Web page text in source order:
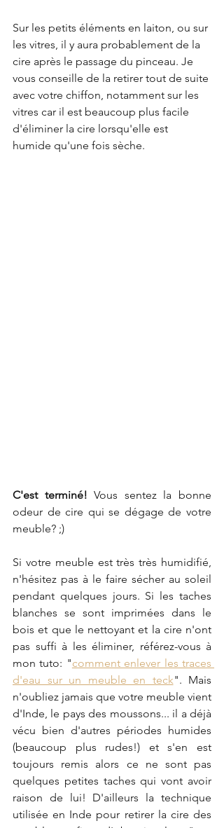
Sur les petits éléments en laiton, ou sur
les vitres, il y aura probablement de la
cire après le passage du pinceau. Je
vous conseille de la retirer tout de suite
avec votre chiffon, notamment sur les
vitres car il est beaucoup plus facile
d'éliminer la cire lorsqu'elle est
humide qu'une fois sèche.
C'est terminé! Vous sentez la bonne
odeur de cire qui se dégage de votre
meuble? ;)
Si votre meuble est très très humidifié,
n'hésitez pas à le faire sécher au soleil
pendant quelques jours. Si les taches
blanches se sont imprimées dans le
bois et que le nettoyant et la cire n'ont
pas suffi à les éliminer, référez-vous à
mon tuto: "comment enlever les traces
d'eau sur un meuble en teck". Mais
n'oubliez jamais que votre meuble vient
d'Inde, le pays des moussons... il a déjà
vécu bien d'autres périodes humides
(beaucoup plus rudes!) et s'en est
toujours remis alors ce ne sont pas
quelques petites taches qui vont avoir
raison de lui! D'ailleurs la technique
utilisée en Inde pour retirer la cire des